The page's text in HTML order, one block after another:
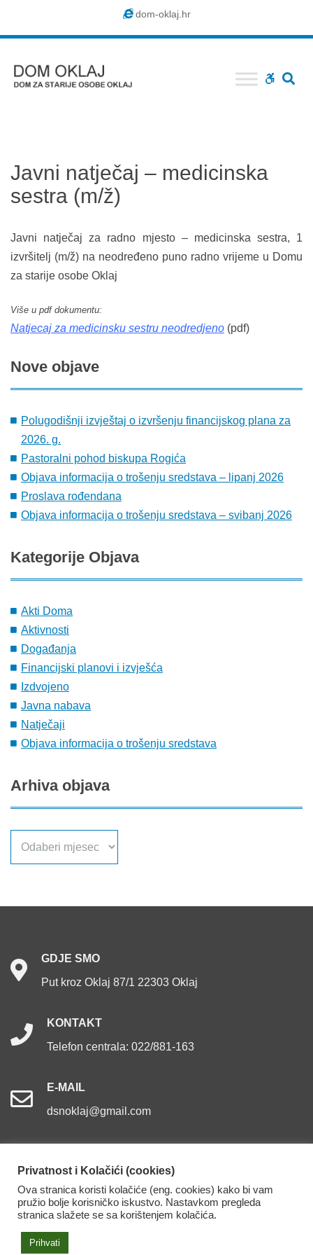
dom-oklaj.hr
WCAG
Javni natječaj – medicinska
sestra (m/ž)
Javni natječaj za radno mjesto – medicinska sestra, 1
izvršitelj (m/ž) na neodređeno puno radno vrijeme u Domu
za starije osobe Oklaj
Više u pdf dokumentu:
Natjecaj za medicinsku sestru neodredjeno (pdf)
Nove objave
Polugodišnji izvještaj o izvršenju financijskog plana za
2026. g.
Pastoralni pohod biskupa Rogića
Objava informacija o trošenju sredstava – lipanj 2026
Proslava rođendana
Objava informacija o trošenju sredstava – svibanj 2026
Kategorije Objava
Akti Doma
Aktivnosti
Događanja
Financijski planovi i izvješća
Izdvojeno
Javna nabava
Natječaji
Objava informacija o trošenju sredstava
Arhiva objava
GDJE SMO
Put kroz Oklaj 87/1 22303 Oklaj
KONTAKT
Telefon centrala: 022/881-163
E-MAIL
dsnoklaj@gmail.com
Dom za starije osobe Oklaj. Sva prava pridržana.
Izjava o pristupačnosti
Privatnost i Kolačići (cookies)
Ova stranica koristi kolačiće (eng. cookies) kako bi vam
pružio bolje korisničko iskustvo. Nastavkom pregleda
stranica slažete se sa korištenjem kolačića.
Prihvati